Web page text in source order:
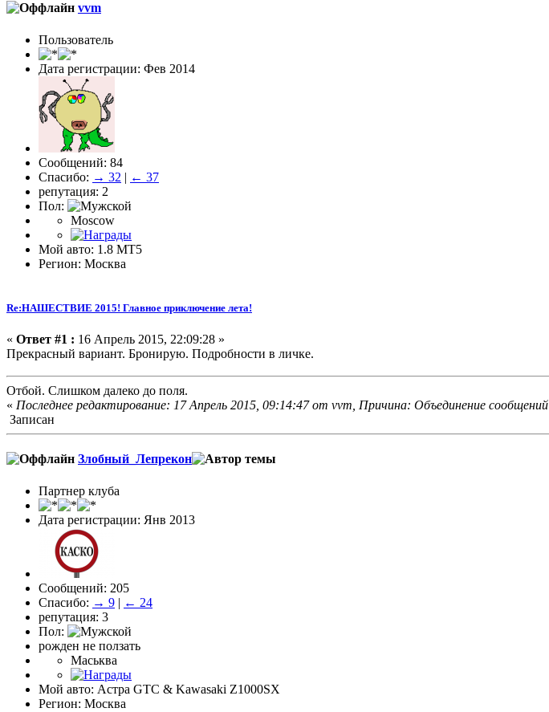
vvm
Пользователь
Дата регистрации: Фев 2014
Сообщений: 84
Спасибо: → 32 | ← 37
репутация: 2
Пол:
Moscow
Мой авто: 1.8 MT5
Регион: Москва
Re:НАШЕСТВИЕ 2015! Главное приключение лета!
« Ответ #1 : 16 Апрель 2015, 22:09:28 »
Прекрасный вариант. Бронирую. Подробности в личке.
Отбой. Слишком далеко до поля.
« Последнее редактирование: 17 Апрель 2015, 09:14:47 от vvm, Причина: Объединение сообщений
Записан
Злобный_Лепрекон
Партнер клуба
Дата регистрации: Янв 2013
Сообщений: 205
Спасибо: → 9 | ← 24
репутация: 3
Пол:
рожден не ползать
Маськва
Мой авто: Астра GTC & Kawasaki Z1000SX
Регион: Москва